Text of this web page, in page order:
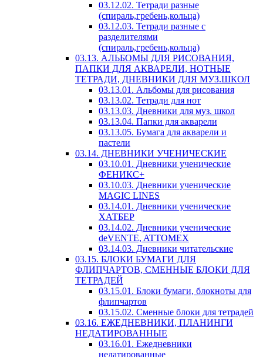
03.12.02. Тетради разные
(спираль,гребень,кольца)
03.12.03. Тетради разные с
разделителями
(спираль,гребень,кольца)
03.13. АЛЬБОМЫ ДЛЯ РИСОВАНИЯ,
ПАПКИ ДЛЯ АКВАРЕЛИ, НОТНЫЕ
ТЕТРАДИ, ДНЕВНИКИ ДЛЯ МУЗ.ШКОЛ
03.13.01. Альбомы для рисования
03.13.02. Тетради для нот
03.13.03. Дневники для муз. школ
03.13.04. Папки для акварели
03.13.05. Бумага для акварели и
пастели
03.14. ДНЕВНИКИ УЧЕНИЧЕСКИЕ
03.10.01. Дневники ученические
ФЕНИКС+
03.10.03. Дневники ученические
MAGIC LINES
03.14.01. Дневники ученические
ХАТБЕР
03.14.02. Дневники ученические
deVENTE, ATTOMEX
03.14.03. Дневники читательские
03.15. БЛОКИ БУМАГИ ДЛЯ
ФЛИПЧАРТОВ, СМЕННЫЕ БЛОКИ ДЛЯ
ТЕТРАДЕЙ
03.15.01. Блоки бумаги, блокноты для
флипчартов
03.15.02. Сменные блоки для тетрадей
03.16. ЕЖЕДНЕВНИКИ, ПЛАНИНГИ
НЕДАТИРОВАННЫЕ
03.16.01. Ежедневники
недатированные